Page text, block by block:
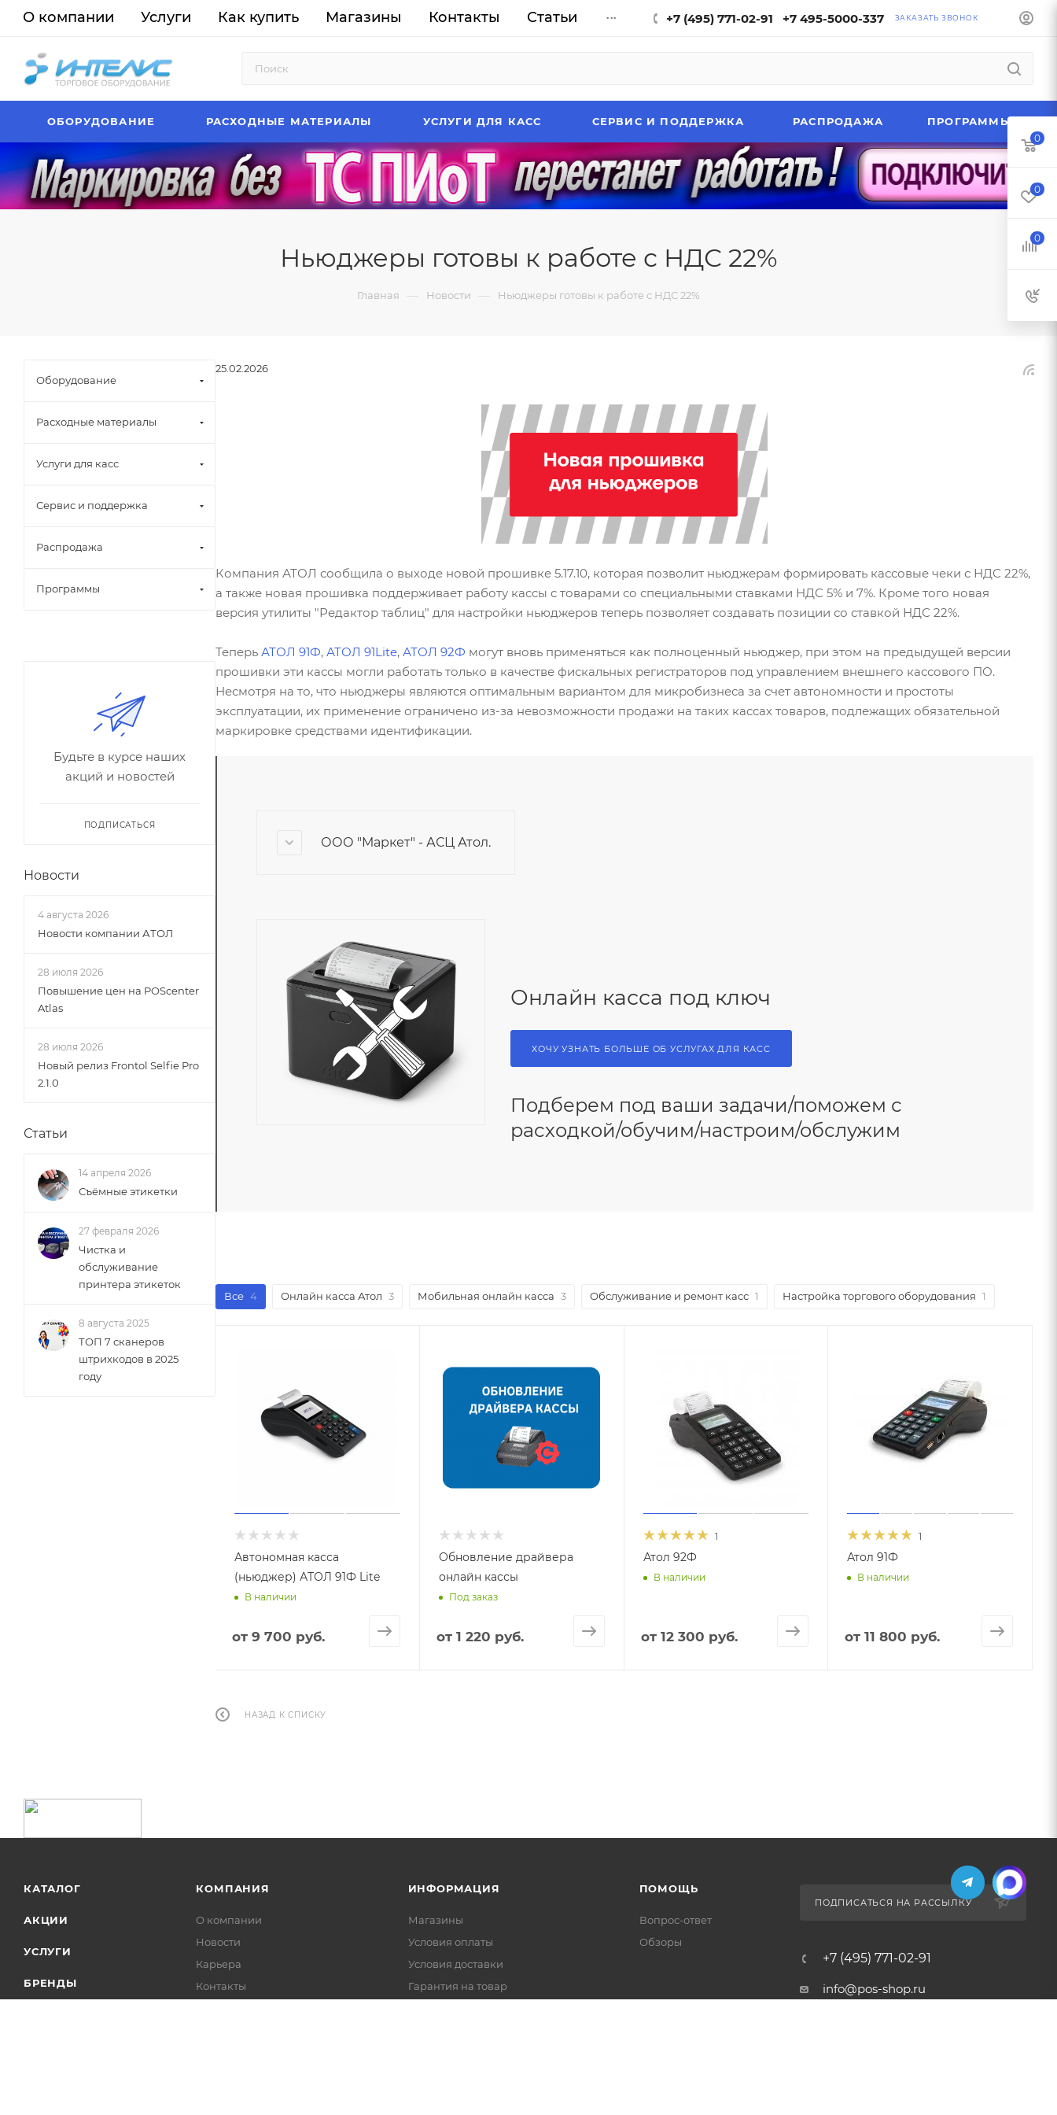
О компании Услуги Как купить Магазины Контакты Статьи ... +7 (495) 771-02-91 +7 495-5000-337 ЗАКАЗАТЬ ЗВОНОК
ОБОРУДОВАНИЕ РАСХОДНЫЕ МАТЕРИАЛЫ УСЛУГИ ДЛЯ КАСС СЕРВИС И ПОДДЕРЖКА РАСПРОДАЖА ПРОГРАММЫ
Ньюджеры готовы к работе с НДС 22%
Главная — Новости — Ньюджеры готовы к работе с НДС 22%
25.02.2026
Компания АТОЛ сообщила о выходе новой прошивке 5.17.10, которая позволит ньюджерам формировать кассовые чеки с НДС 22%,
а также новая прошивка поддерживает работу кассы с товарами со специальными ставками НДС 5% и 7%. Кроме того новая
версия утилиты "Редактор таблиц" для настройки ньюджеров теперь позволяет создавать позиции со ставкой НДС 22%.
Теперь АТОЛ 91Ф, АТОЛ 91Lite, АТОЛ 92Ф могут вновь применяться как полноценный ньюджер, при этом на предыдущей версии
прошивки эти кассы могли работать только в качестве фискальных регистраторов под управлением внешнего кассового ПО.
Несмотря на то, что ньюджеры являются оптимальным вариантом для микробизнеса за счет автономности и простоты
эксплуатации, их применение ограничено из-за невозможности продажи на таких кассах товаров, подлежащих обязательной
маркировке средствами идентификации.
ООО "Маркет" - АСЦ Атол.
Онлайн касса под ключ
ХОЧУ УЗНАТЬ БОЛЬШЕ ОБ УСЛУГАХ ДЛЯ КАСС
Подберем под ваши задачи/поможем с
расходкой/обучим/настроим/обслужим
Все 4 Онлайн касса Атол 3 Мобильная онлайн касса 3 Обслуживание и ремонт касс 1 Настройка торгового оборудования 1
Автономная касса
(ньюджер) АТОЛ 91Ф Lite
В наличии
от 9 700 руб.
Обновление драйвера
онлайн кассы
Под заказ
от 1 220 руб.
1
Атол 92Ф
В наличии
от 12 300 руб.
1
Атол 91Ф
В наличии
от11 800 руб.
НАЗАД К СПИСКУ
Оборудование
Расходные материалы
Услуги для касс
Сервис и поддержка
Распродажа
Программы
Будьте в курсе наших
акций и новостей
ПОДПИСАТЬСЯ
Новости
4 августа 2026
Новости компании АТОЛ
28 июля 2026
Повышение цен на POScenter
Atlas
28 июля 2026
Новый релиз Frontol Selfie Pro
2.1.0
Статьи
14 апреля 2026
Съёмные этикетки
27 февраля 2026
Чистка и
обслуживание
принтера этикеток
8 августа 2025
ТОП 7 сканеров
штрихкодов в 2025
году
КАТАЛОГ
АКЦИИ
УСЛУГИ
БРЕНДЫ
КОМПАНИЯ
О компании
Новости
Карьера
Контакты
ИНФОРМАЦИЯ
Магазины
Условия оплаты
Условия доставки
Гарантия на товар
ПОМОЩЬ
Вопрос-ответ
Обзоры
ПОДПИСАТЬСЯ НА РАССЫЛКУ
+7 (495) 771-02-91
info@pos-shop.ru
0
0
0